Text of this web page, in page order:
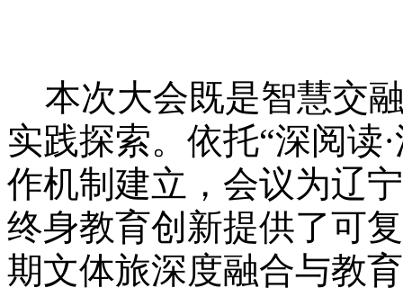
本次大会既是智慧交
实践探索。依托“深阅读
作机制建立，会议为辽
终身教育创新提供了可
期文体旅深度融合与教